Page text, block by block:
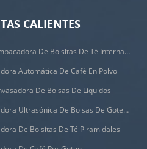
CALIENTES
Máquina Empacadora De Bolsitas De Té Internas Y Externas
Automática De Café En Polvo
De Bolsas De Líquidos
Empaquetadora Ultrasónica De Bolsas De Goteo Para Café De Irlanda Con Sobre Exterior
De Bolsitas De Té Piramidales